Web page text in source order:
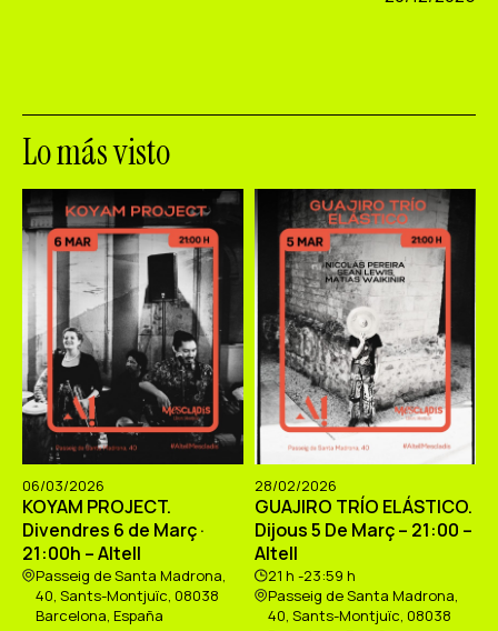
Lo más visto
06/03/2026
KOYAM PROJECT.
Divendres 6 de Març ·
21:00h – Altell
Passeig de Santa Madrona,
40, Sants-Montjuïc, 08038
Barcelona, España
28/02/2026
GUAJIRO TRÍO ELÁSTICO.
Dijous 5 De Març – 21:00 –
Altell
21 h -23:59 h
Passeig de Santa Madrona,
40, Sants-Montjuïc, 08038